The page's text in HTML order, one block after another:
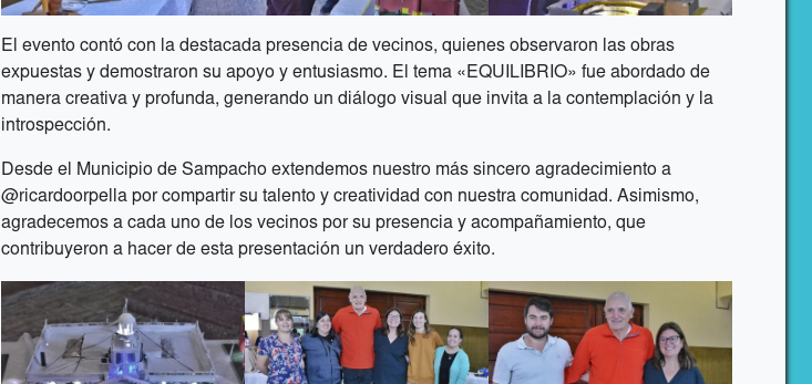
El evento contó con la destacada presencia de vecinos, quienes observaron las obras
expuestas y demostraron su apoyo y entusiasmo. El tema «EQUILIBRIO» fue abordado de
manera creativa y profunda, generando un diálogo visual que invita a la contemplación y la
introspección.
Desde el Municipio de Sampacho extendemos nuestro más sincero agradecimiento a
@ricardoorpella por compartir su talento y creatividad con nuestra comunidad. Asimismo,
agradecemos a cada uno de los vecinos por su presencia y acompañamiento, que
contribuyeron a hacer de esta presentación un verdadero éxito.